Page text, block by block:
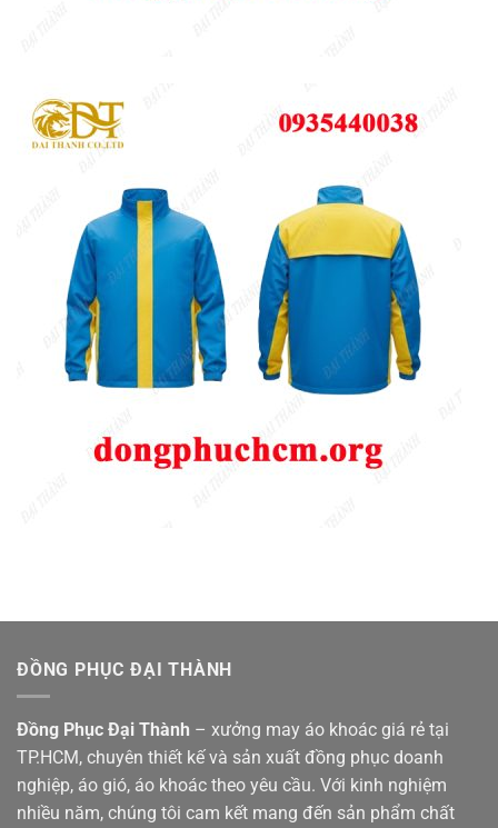
ĐỒNG PHỤC ĐẠI THÀNH
Đồng Phục Đại Thành – xưởng may áo khoác giá rẻ tại
TP.HCM, chuyên thiết kế và sản xuất đồng phục doanh
nghiệp, áo gió, áo khoác theo yêu cầu. Với kinh nghiệm
nhiều năm, chúng tôi cam kết mang đến sản phẩm chất